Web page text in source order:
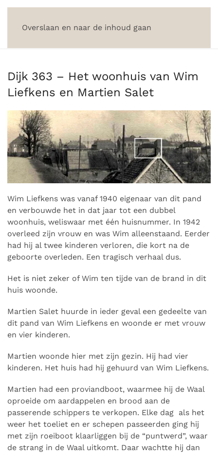
Overslaan en naar de inhoud gaan
Dijk 363 – Het woonhuis van Wim
Liefkens en Martien Salet
Wim Liefkens was vanaf 1940 eigenaar van dit pand
en verbouwde het in dat jaar tot een dubbel
woonhuis, weliswaar met één huisnummer. In 1942
overleed zijn vrouw en was Wim alleenstaand. Eerder
had hij al twee kinderen verloren, die kort na de
geboorte overleden. Een tragisch verhaal dus.
Het is niet zeker of Wim ten tijde van de brand in dit
huis woonde.
Martien Salet huurde in ieder geval een gedeelte van
dit pand van Wim Liefkens en woonde er met vrouw
en vier kinderen.
Martien woonde hier met zijn gezin. Hij had vier
kinderen. Het huis had hij gehuurd van Wim Liefkens.
Martien had een proviandboot, waarmee hij de Waal
oproeide om aardappelen en brood aan de
passerende schippers te verkopen. Elke dag als het
weer het toeliet en er schepen passeerden ging hij
met zijn roeiboot klaarliggen bij de “puntwerd”, waar
de strang in de Waal uitkomt. Daar wachtte hij dan